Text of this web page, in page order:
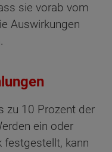
sie vorab vom
Auswirkungen
zu 10 Prozent der
ein oder
festgestellt, kann